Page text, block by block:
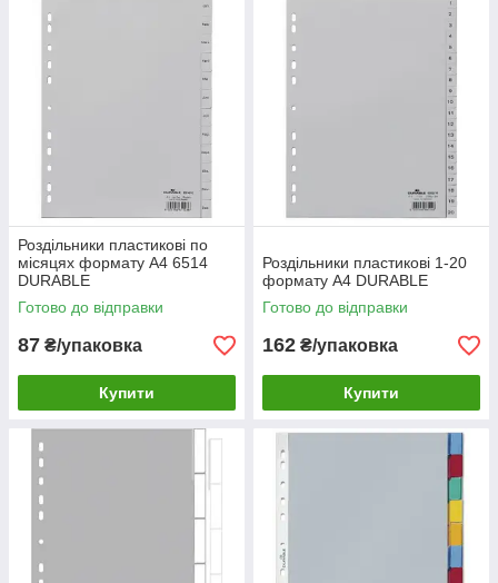
Роздільники пластикові по
місяцях формату A4 6514
DURABLE
Готово до відправки
87 ₴/упаковка
Купити
Роздільники пластикові 1-20
формату A4 DURABLE
Готово до відправки
162 ₴/упаковка
Купити